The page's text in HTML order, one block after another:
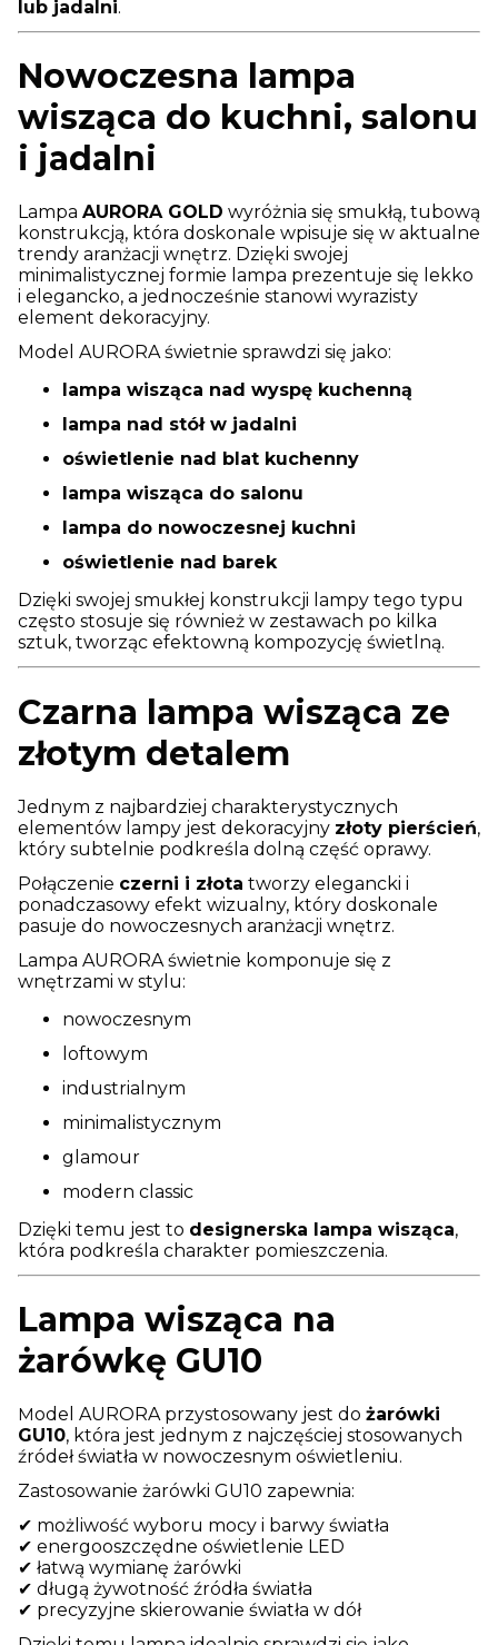
lub jadalni.
Nowoczesna lampa
wisząca do kuchni, salonu
i jadalni
Lampa AURORA GOLD wyróżnia się smukłą, tubową
konstrukcją, która doskonale wpisuje się w aktualne
trendy aranżacji wnętrz. Dzięki swojej
minimalistycznej formie lampa prezentuje się lekko
i elegancko, a jednocześnie stanowi wyrazisty
element dekoracyjny.
Model AURORA świetnie sprawdzi się jako:
lampa wisząca nad wyspę kuchenną
lampa nad stół w jadalni
oświetlenie nad blat kuchenny
lampa wisząca do salonu
lampa do nowoczesnej kuchni
oświetlenie nad barek
Dzięki swojej smukłej konstrukcji lampy tego typu
często stosuje się również w zestawach po kilka
sztuk, tworząc efektowną kompozycję świetlną.
Czarna lampa wisząca ze
złotym detalem
Jednym z najbardziej charakterystycznych
elementów lampy jest dekoracyjny złoty pierścień,
który subtelnie podkreśla dolną część oprawy.
Połączenie czerni i złota tworzy elegancki i
ponadczasowy efekt wizualny, który doskonale
pasuje do nowoczesnych aranżacji wnętrz.
Lampa AURORA świetnie komponuje się z
wnętrzami w stylu:
nowoczesnym
loftowym
industrialnym
minimalistycznym
glamour
modern classic
Dzięki temu jest to designerska lampa wisząca,
która podkreśla charakter pomieszczenia.
Lampa wisząca na
żarówkę GU10
Model AURORA przystosowany jest do żarówki
GU10, która jest jednym z najczęściej stosowanych
źródeł światła w nowoczesnym oświetleniu.
Zastosowanie żarówki GU10 zapewnia:
✔ możliwość wyboru mocy i barwy światła
✔ energooszczędne oświetlenie LED
✔ łatwą wymianę żarówki
✔ długą żywotność źródła światła
✔ precyzyjne skierowanie światła w dół